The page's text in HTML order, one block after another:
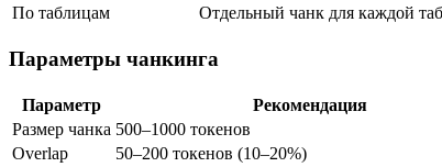
По таблицам
Отдельный чанк для каждой
Параметры чанкинга
Параметр Рекомендация
Размер чанка 500–1000 токенов
Overlap
50–200 токенов (10–20%)